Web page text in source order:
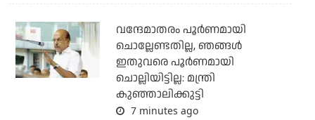
വന്ദേമാതരം പൂര്‍ണമായി
ചൊല്ലേണ്ടതില്ല, ഞങ്ങള്‍
ഇതുവരെ പൂര്‍ണമായി
ചൊല്ലിയിട്ടില്ല: മന്ത്രി
കുഞ്ഞാലിക്കുട്ടി
7 minutes ago